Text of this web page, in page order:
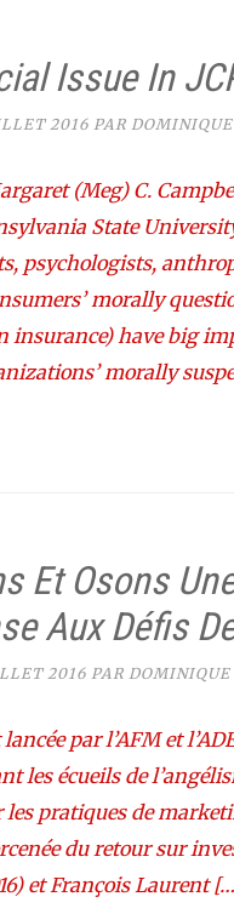
Issue In
2016PAR DOMINIQUE
(Meg) C.
State
psychologists,
morally
insurance) have big
morally
Et Osons
Aux Défis
2016PAR DOMINIQUE
par l’AFM et
les écueils de
les pratiques de
du retour sur
et François Laurent